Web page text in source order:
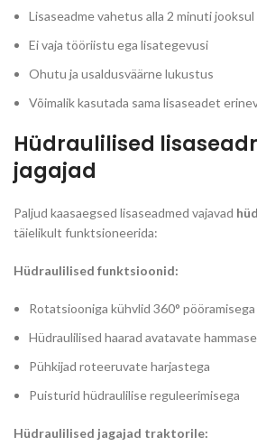
Lisaseadme vahetus alla 2 minuti jooksul
Ei vaja tööriistu ega lisategevusi
Ohutu ja usaldusväärne lukustus
Võimalik kasutada sama lisaseadet
Hüdraulilised
jagajad
Paljud kaasaegsed lisaseadmed vajavad
täielikult funktsioneerida:
Hüdraulilised funktsioonid:
Rotatsiooniga kühvlid 360° pööramisega
Hüdraulilised haarad avatavate
Pühkijad roteeruvate harjastega
Puisturid hüdraulilise reguleerimisega
Hüdraulilised jagajad traktorile: